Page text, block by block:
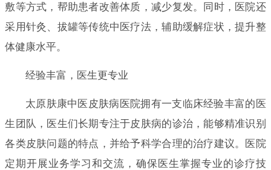
敷等方式，帮助患者改善体质，减少复发。同时，医院还
采用针灸、拔罐等传统中医疗法，辅助缓解症状，提升整
体健康水平。
经验丰富，医生更专业
太原肤康中医皮肤病医院拥有一支临床经验丰富的医
生团队，医生们长期专注于皮肤病的诊治，能够精准识别
各类皮肤问题的特点，并给予科学合理的治疗建议。医院
定期开展业务学习和交流，确保医生掌握专业的诊疗技